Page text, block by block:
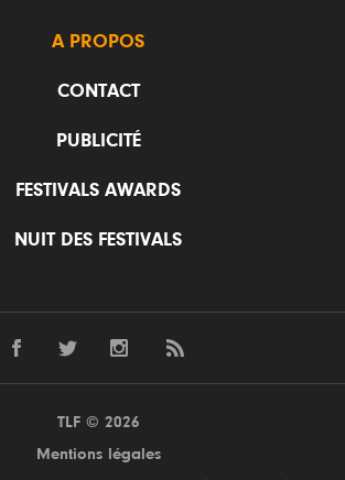
A PROPOS
CONTACT
PUBLICITÉ
FESTIVALS AWARDS
NUIT DES FESTIVALS
TLF © 2026
Mentions légales